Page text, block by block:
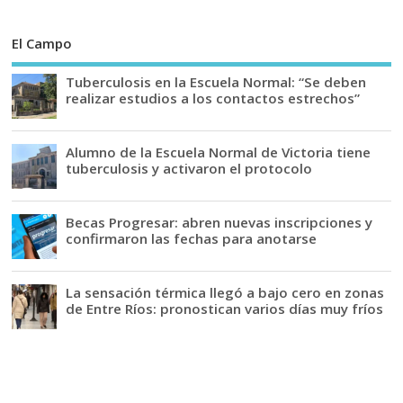
El Campo
Tuberculosis en la Escuela Normal: “Se deben
realizar estudios a los contactos estrechos”
Alumno de la Escuela Normal de Victoria tiene
tuberculosis y activaron el protocolo
Becas Progresar: abren nuevas inscripciones y
confirmaron las fechas para anotarse
La sensación térmica llegó a bajo cero en zonas
de Entre Ríos: pronostican varios días muy fríos